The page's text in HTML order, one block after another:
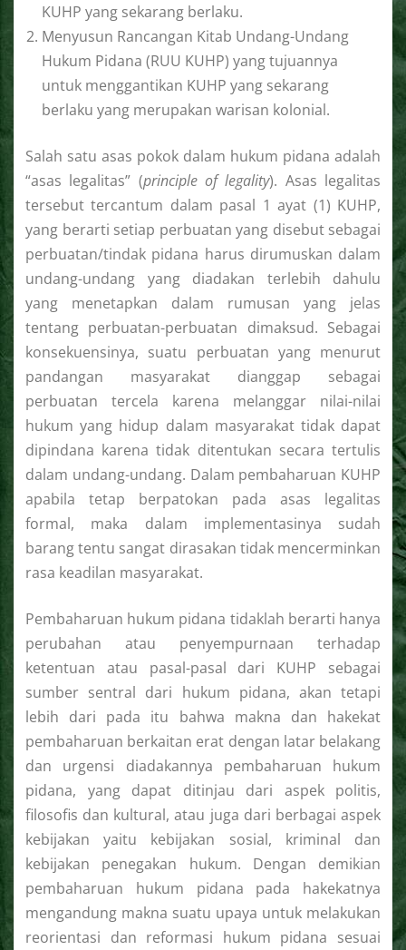
KUHP yang sekarang berlaku.
Menyusun Rancangan Kitab Undang-Undang
Hukum Pidana (RUU KUHP) yang tujuannya
untuk menggantikan KUHP yang sekarang
berlaku yang merupakan warisan kolonial.
Salah satu asas pokok dalam hukum pidana adalah
“asas legalitas” (principle of legality). Asas legalitas
tersebut tercantum dalam pasal 1 ayat (1) KUHP,
yang berarti setiap perbuatan yang disebut sebagai
perbuatan/tindak pidana harus dirumuskan dalam
undang-undang yang diadakan terlebih dahulu
yang menetapkan dalam rumusan yang jelas
tentang perbuatan-perbuatan dimaksud. Sebagai
konsekuensinya, suatu perbuatan yang menurut
pandangan masyarakat dianggap sebagai
perbuatan tercela karena melanggar nilai-nilai
hukum yang hidup dalam masyarakat tidak dapat
dipindana karena tidak ditentukan secara tertulis
dalam undang-undang. Dalam pembaharuan KUHP
apabila tetap berpatokan pada asas legalitas
formal, maka dalam implementasinya sudah
barang tentu sangat dirasakan tidak mencerminkan
rasa keadilan masyarakat.
Pembaharuan hukum pidana tidaklah berarti hanya
perubahan atau penyempurnaan terhadap
ketentuan atau pasal-pasal dari KUHP sebagai
sumber sentral dari hukum pidana, akan tetapi
lebih dari pada itu bahwa makna dan hakekat
pembaharuan berkaitan erat dengan latar belakang
dan urgensi diadakannya pembaharuan hukum
pidana, yang dapat ditinjau dari aspek politis,
filosofis dan kultural, atau juga dari berbagai aspek
kebijakan yaitu kebijakan sosial, kriminal dan
kebijakan penegakan hukum. Dengan demikian
pembaharuan hukum pidana pada hakekatnya
mengandung makna suatu upaya untuk melakukan
reorientasi dan reformasi hukum pidana sesuai